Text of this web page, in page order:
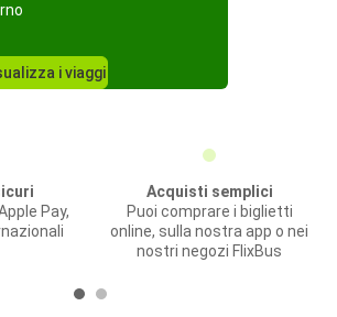
i viaggi
Pay,
Acquisti semplici
Puoi comprare i biglietti
online, sulla nostra app o nei
nostri negozi FlixBus